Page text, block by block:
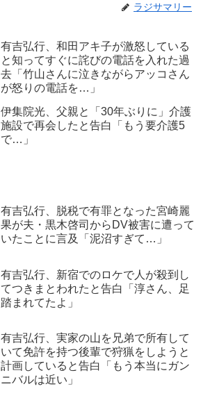
ラジサマリー
有吉弘行、和田アキ子が激怒している
と知ってすぐに詫びの電話を入れた過
去「竹山さんに泣きながらアッコさん
が怒りの電話を…」
伊集院光、父親と「30年ぶりに」介護
施設で再会したと告白「もう要介護5
で…」
有吉弘行、脱税で有罪となった宮崎麗
果が夫・黒木啓司からDV被害に遭って
いたことに言及「泥沼すぎて…」
有吉弘行、新宿でのロケで人が殺到し
てつきまとわれたと告白「淳さん、足
踏まれてたよ」
有吉弘行、実家の山を兄弟で所有して
いて免許を持つ後輩で狩猟をしようと
計画していると告白「もう本当にガン
ニバルは近い」